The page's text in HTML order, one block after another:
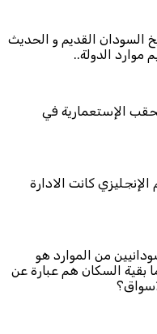
السودان القديم و الحديث
موارد الدولة..
الإستعمارية في
الإنجليزي كانت الادارة
من الموارد هو
بقية السكان هم عبارة عن